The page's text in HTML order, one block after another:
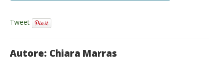
Tweet
Autore: Chiara Marras